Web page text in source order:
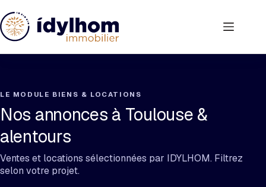
au
contenu
LE MODULE BIENS & LOCATIONS
Nos annonces à Toulouse &
alentours
Ventes et locations sélectionnées par IDYLHOM. Filtrez
selon votre projet.